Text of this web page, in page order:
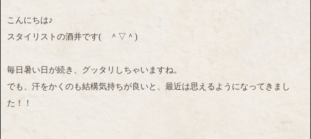
こんにちは♪
スタイリストの酒井です( ＾▽＾)
毎日暑い日が続き、グッタリしちゃいますね。
でも、汗をかくのも結構気持ちが良いと、最近は思えるようになってきまし
た！！